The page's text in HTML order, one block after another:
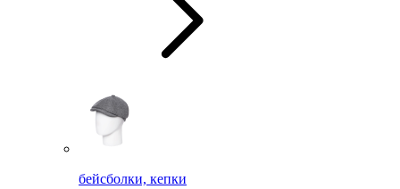
бейсболки, кепки